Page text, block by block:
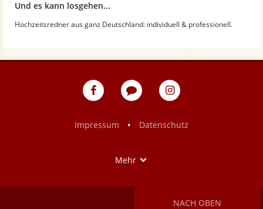
Und es kann losgehen...
Hochzeitsredner aus ganz Deutschland: individuell & professionell.
eventpeppers
Blog
eventpeppers
Impressum
• Datenschutz
Mehr
NACH OBEN